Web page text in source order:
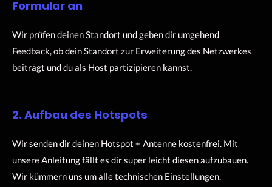
Formular an
Wir prüfen deinen Standort und geben dir umgehend
Feedback, ob dein Standort zur Erweiterung des Netzwerkes
beiträgt und du als Host partizipieren kannst.
2. Aufbau des Hotspots
Wir senden dir deinen Hotspot + Antenne kostenfrei. Mit
unsere Anleitung fällt es dir super leicht diesen aufzubauen.
Wir kümmern uns um alle technischen Einstellungen.